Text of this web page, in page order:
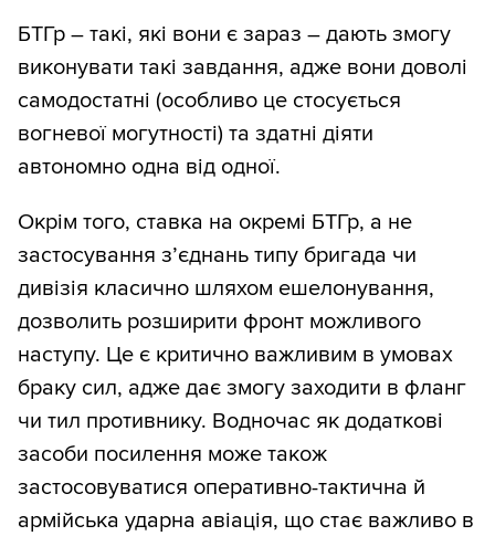
БТГр – такі, які вони є зараз – дають змогу
виконувати такі завдання, адже вони доволі
самодостатні (особливо це стосується
вогневої могутності) та здатні діяти
автономно одна від одної.
Окрім того, ставка на окремі БТГр, а не
застосування з’єднань типу бригада чи
дивізія класично шляхом ешелонування,
дозволить розширити фронт можливого
наступу. Це є критично важливим в умовах
браку сил, адже дає змогу заходити в фланг
чи тил противнику. Водночас як додаткові
засоби посилення може також
застосовуватися оперативно-тактична й
армійська ударна авіація, що стає важливо в